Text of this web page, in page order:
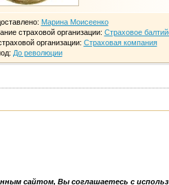
Марина Моисеенко
страховой организации: Страховое
организации: Страховая компания
До революции
сайтом, Вы соглашаетесь с